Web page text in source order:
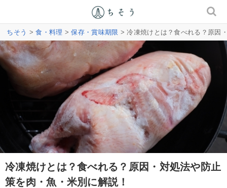
ちそう >食・料理 >保存・賞味期限 > 冷凍焼けとは？食べれる？原因
冷凍焼けとは？食べれる？原因・対処法や防止
策を肉・魚・米別に解説！